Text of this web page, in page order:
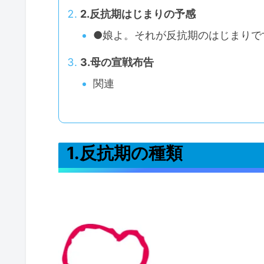
2.反抗期はじまりの予感
●娘よ。それが反抗期のはじまりで
3.母の宣戦布告
関連
1.反抗期の種類